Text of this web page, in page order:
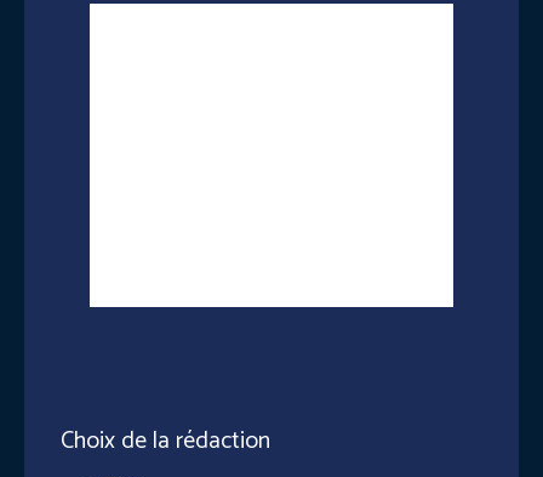
Choix de la rédaction